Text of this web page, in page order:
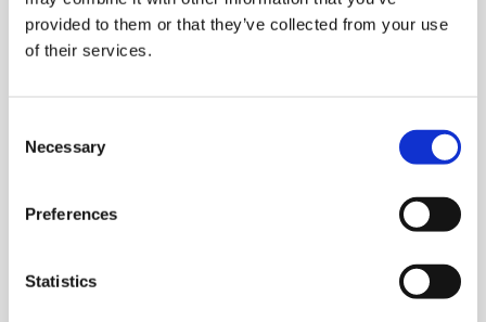
provided to them or that they’ve collected from your use
of their services.
Selection
Necessary
Preferences
Statistics
Unterrichtsphasen Sinn?
sitzen, ist ein wichtige Entscheidung.
18.04.2023 | Didaktik bei DaF